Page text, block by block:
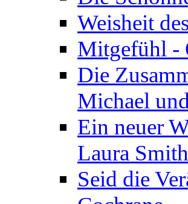
Weisheit
Mitgefühl -
Die
Michael
Ein neuer
Laura
Seid die